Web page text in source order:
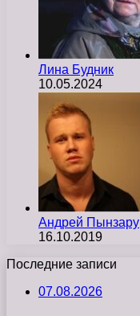
Лина Будник
10.05.2024
Андрей Пынзару
16.10.2019
Последние записи
07.08.2026